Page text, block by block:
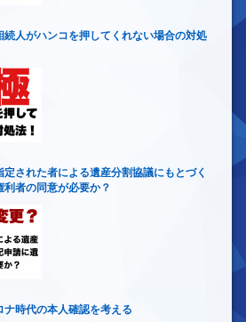
人がハンコを押してくれない場合の対処
定された者による遺産分割協議にもとづく
者の同意が必要か？
ナ時代の本人確認を考える